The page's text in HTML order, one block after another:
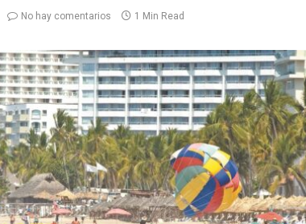
No hay comentarios 1 Min Read